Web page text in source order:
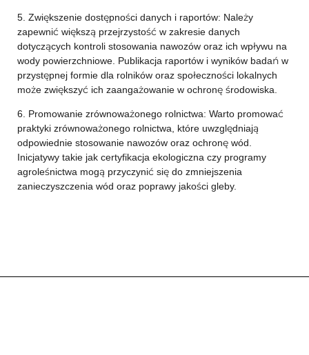
5. Zwiększenie dostępności danych i raportów: Należy
zapewnić większą przejrzystość w zakresie danych
dotyczących kontroli stosowania nawozów oraz ich wpływu na
wody powierzchniowe. Publikacja raportów i wyników badań w
przystępnej formie dla rolników oraz społeczności lokalnych
może zwiększyć ich zaangażowanie w ochronę środowiska.
6. Promowanie zrównoważonego rolnictwa: Warto promować
praktyki zrównoważonego rolnictwa, które uwzględniają
odpowiednie stosowanie nawozów oraz ochronę wód.
Inicjatywy takie jak certyfikacja ekologiczna czy programy
agroleśnictwa mogą przyczynić się do zmniejszenia
zanieczyszczenia wód oraz poprawy jakości gleby.